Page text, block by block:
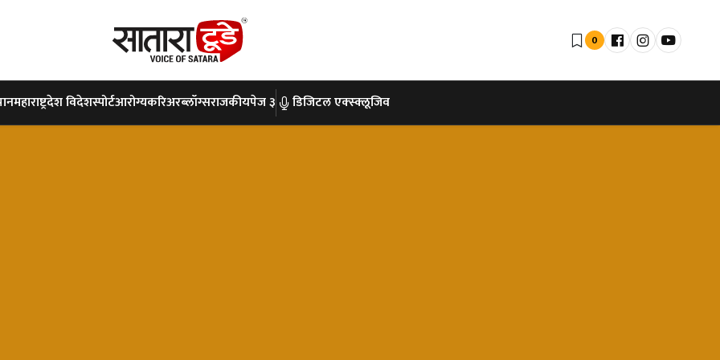
0
महाराष्ट्रदेश विदेशस्पोर्टआरोग्यकरिअरब्लॉग्सराजकीयपेज ३ डिजिटल एक्स्क्लूजिव